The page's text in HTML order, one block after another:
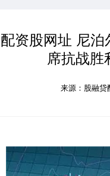
配资股网址 尼
席抗战胜
来源：股融贷